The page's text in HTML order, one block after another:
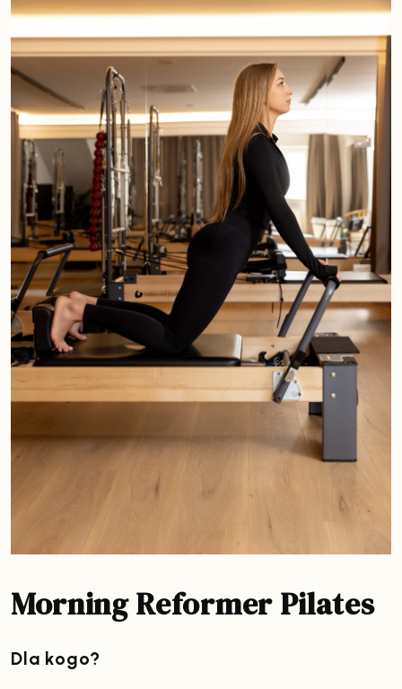
Morning Reformer Pilates
Dla kogo?